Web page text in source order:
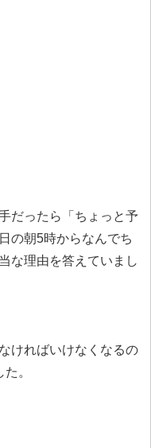
だったら「ちょっと予
の朝5時からなんでち
な理由を答えていまし
ければいけなくなるの
。